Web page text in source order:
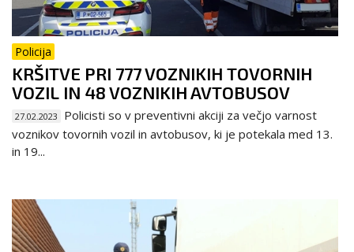
Policija
KRŠITVE PRI 777 VOZNIKIH TOVORNIH
VOZIL IN 48 VOZNIKIH AVTOBUSOV
27.02.2023
Policisti so v preventivni akciji za večjo varnost
voznikov tovornih vozil in avtobusov, ki je potekala med 13.
in 19...